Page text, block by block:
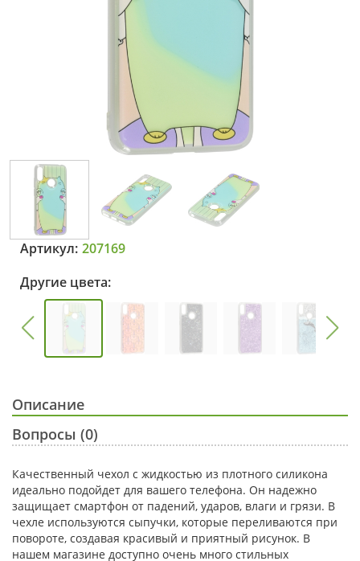
Артикул: 207169
Другие цвета:
Описание
Вопросы (0)
Качественный чехол с жидкостью из плотного силикона
идеально подойдет для вашего телефона. Он надежно
защищает смартфон от падений, ударов, влаги и грязи. В
чехле используются сыпучки, которые переливаются при
повороте, создавая красивый и приятный рисунок. В
нашем магазине доступно очень много стильных